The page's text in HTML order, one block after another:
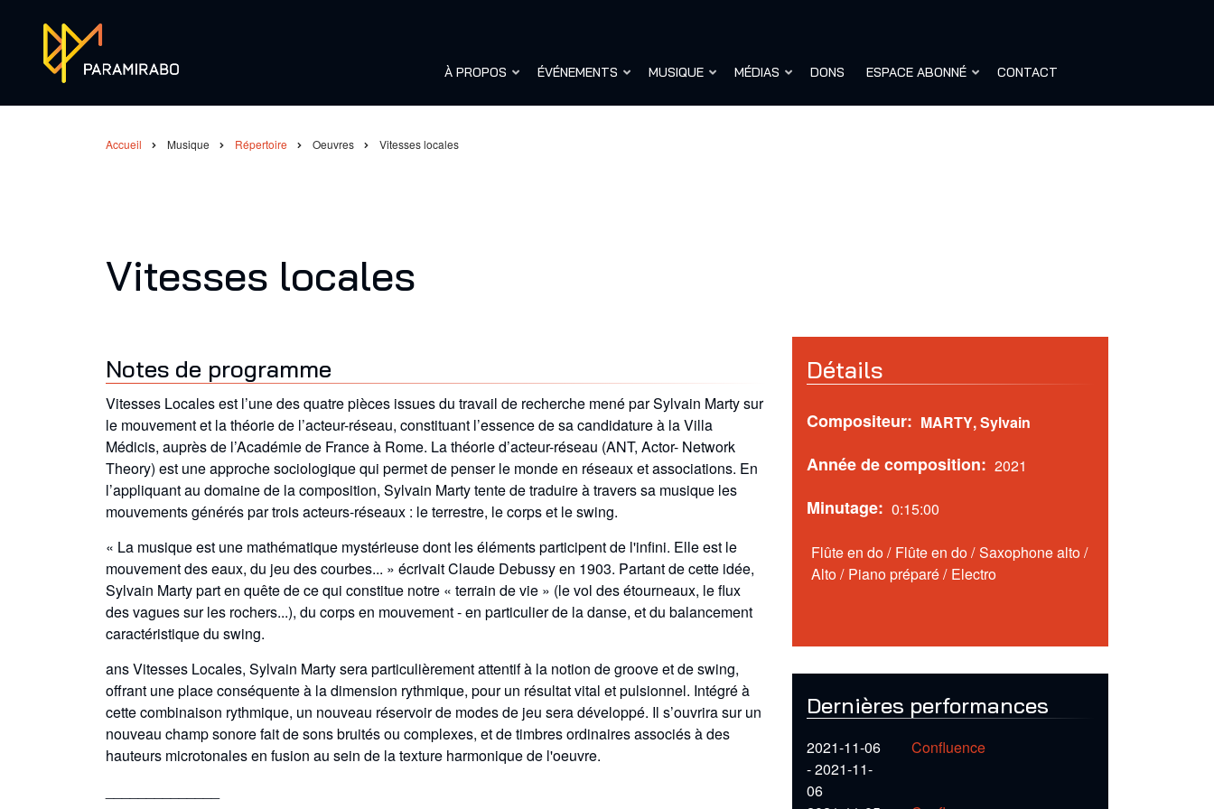
contenu
principal
À PROPOS ÉVÉNEMENTS MUSIQUE MÉDIAS DONS ESPACE ABONNÉ CONTACT
Accueil Musique Répertoire Oeuvres Vitesses locales
Vitesses locales
Notes de programme
Vitesses Locales est l’une des quatre pièces issues du travail de recherche mené par Sylvain Marty sur
le mouvement et la théorie de l’acteur-réseau, constituant l’essence de sa candidature à la Villa
Médicis, auprès de l’Académie de France à Rome. La théorie d’acteur-réseau (ANT, Actor- Network
Theory) est une approche sociologique qui permet de penser le monde en réseaux et associations. En
l’appliquant au domaine de la composition, Sylvain Marty tente de traduire à travers sa musique les
mouvements générés par trois acteurs-réseaux : le terrestre, le corps et le swing.
« La musique est une mathématique mystérieuse dont les éléments participent de l'infini. Elle est le
mouvement des eaux, du jeu des courbes... » écrivait Claude Debussy en 1903. Partant de cette idée,
Sylvain Marty part en quête de ce qui constitue notre « terrain de vie » (le vol des étourneaux, le flux
des vagues sur les rochers...), du corps en mouvement - en particulier de la danse, et du balancement
caractéristique du swing.
ans Vitesses Locales, Sylvain Marty sera particulièrement attentif à la notion de groove et de swing,
offrant une place conséquente à la dimension rythmique, pour un résultat vital et pulsionnel. Intégré à
cette combinaison rythmique, un nouveau réservoir de modes de jeu sera développé. Il s’ouvrira sur un
nouveau champ sonore fait de sons bruités ou complexes, et de timbres ordinaires associés à des
hauteurs microtonales en fusion au sein de la texture harmonique de l'oeuvre.
Détails
Compositeur MARTY,Sylvain
Année de composition 2021
Minutage 0:15:00
Flûte en do/ Flûte en do/ Saxophone alto/
Alto/ Piano préparé/ Electro
Dernières performances
2021-11-06
-2021-11-
06
Confluence